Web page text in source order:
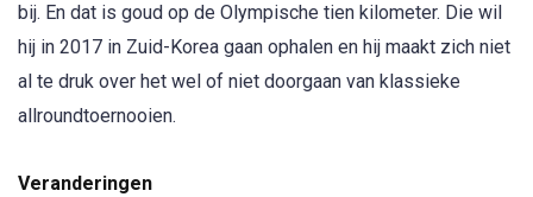
bij. En dat is goud op de Olympische tien kilometer. Die wil
hij in 2017 in Zuid-Korea gaan ophalen en hij maakt zich niet
al te druk over het wel of niet doorgaan van klassieke
allroundtoernooien.
Veranderingen